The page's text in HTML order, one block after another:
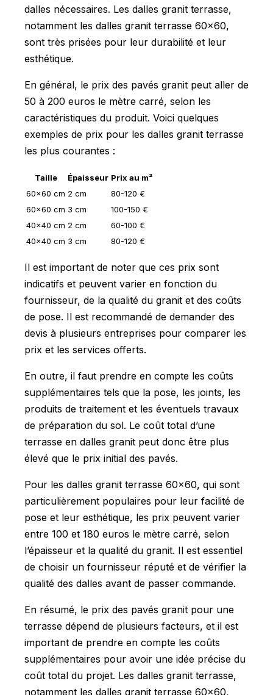
dalles nécessaires. Les dalles granit terrasse,
notamment les dalles granit terrasse 60x60,
sont très prisées pour leur durabilité et leur
esthétique.
En général, le prix des pavés granit peut aller de
50 à 200 euros le mètre carré, selon les
caractéristiques du produit. Voici quelques
exemples de prix pour les dalles granit terrasse
les plus courantes :
Taille Épaisseur Prix au m²
60x60 cm 2 cm
80-120 €
60x60 cm 3 cm
100-150 €
40x40 cm 2 cm
60-100 €
40x40 cm 3 cm 80-120 €
Il est important de noter que ces prix sont
indicatifs et peuvent varier en fonction du
fournisseur, de la qualité du granit et des coûts
de pose. Il est recommandé de demander des
devis à plusieurs entreprises pour comparer les
prix et les services offerts.
En outre, il faut prendre en compte les coûts
supplémentaires tels que la pose, les joints, les
produits de traitement et les éventuels travaux
de préparation du sol. Le coût total d’une
terrasse en dalles granit peut donc être plus
élevé que le prix initial des pavés.
Pour les dalles granit terrasse 60x60, qui sont
particulièrement populaires pour leur facilité de
pose et leur esthétique, les prix peuvent varier
entre 100 et 180 euros le mètre carré, selon
l’épaisseur et la qualité du granit. Il est essentiel
de choisir un fournisseur réputé et de vérifier la
qualité des dalles avant de passer commande.
En résumé, le prix des pavés granit pour une
terrasse dépend de plusieurs facteurs, et il est
important de prendre en compte les coûts
supplémentaires pour avoir une idée précise du
coût total du projet. Les dalles granit terrasse,
notamment les dalles granit terrasse 60x60,